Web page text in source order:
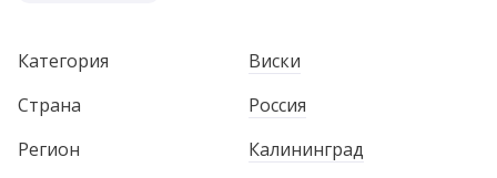
Категория
Виски
Страна
Россия
Регион
Калининград